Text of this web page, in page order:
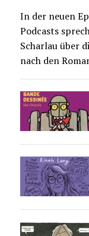
In der neuen
Podcasts
Scharlau über
nach den